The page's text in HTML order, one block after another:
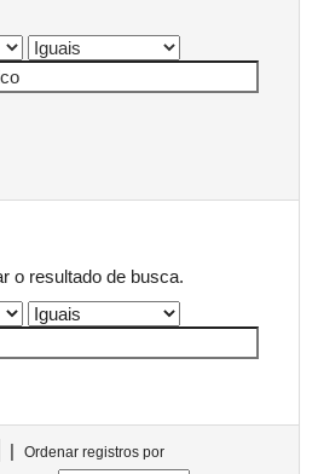
o resultado de busca.
|
Ordenar registros por